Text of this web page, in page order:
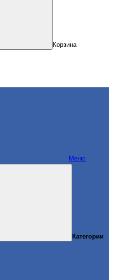
Корзина
Меню
Категории